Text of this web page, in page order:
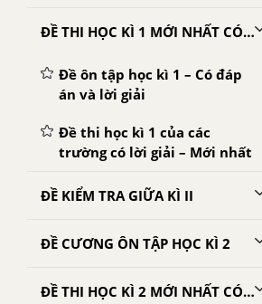
ĐỀ THI HỌC KÌ 1 MỚI NHẤT CÓ LỜI GIẢI
Đề ôn tập học kì 1 – Có đáp
án và lời giải
Đề thi học kì 1 của các
trường có lời giải – Mới nhất
ĐỀ KIỂM TRA GIỮA KÌ II
ĐỀ CƯƠNG ÔN TẬP HỌC KÌ 2
ĐỀ THI HỌC KÌ 2 MỚI NHẤT CÓ LỜI GIẢI